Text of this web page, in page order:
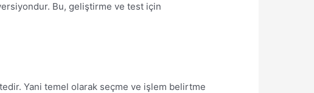
Bu, geliştirme ve test için
Yani temel olarak seçme ve işlem belirtme